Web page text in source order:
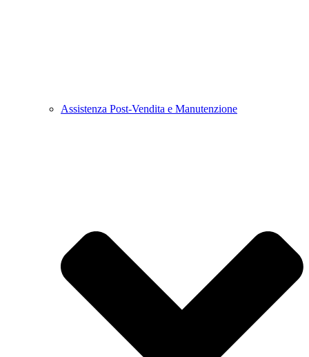
Assistenza Post-Vendita e Manutenzione